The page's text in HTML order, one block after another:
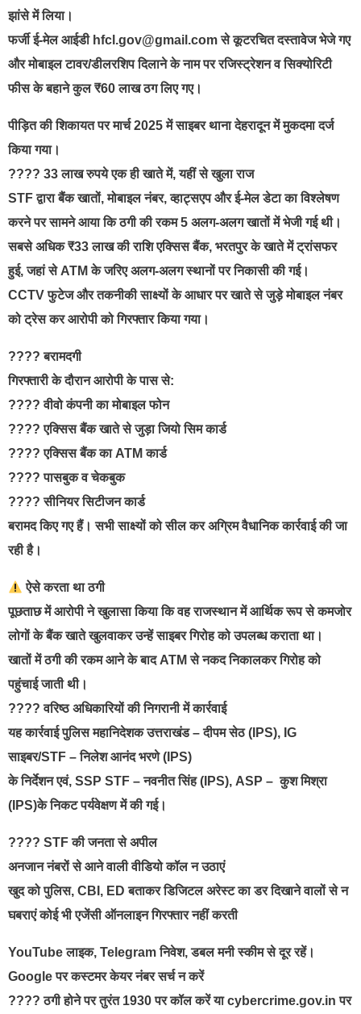
झांसे में लिया।
फर्जी ई-मेल आईडी hfcl.gov@gmail.com से कूटरचित दस्तावेज भेजे गए
और मोबाइल टावर/डीलरशिप दिलाने के नाम पर रजिस्ट्रेशन व सिक्योरिटी
फीस के बहाने कुल ₹60 लाख ठग लिए गए।
पीड़ित की शिकायत पर मार्च 2025 में साइबर थाना देहरादून में मुकदमा दर्ज
किया गया।
????️ 33 लाख रुपये एक ही खाते में, यहीं से खुला राज
STF द्वारा बैंक खातों, मोबाइल नंबर, व्हाट्सएप और ई-मेल डेटा का विश्लेषण
करने पर सामने आया कि ठगी की रकम 5 अलग-अलग खातों में भेजी गई थी।
सबसे अधिक ₹33 लाख की राशि एक्सिस बैंक, भरतपुर के खाते में ट्रांसफर
हुई, जहां से ATM के जरिए अलग-अलग स्थानों पर निकासी की गई।
CCTV फुटेज और तकनीकी साक्ष्यों के आधार पर खाते से जुड़े मोबाइल नंबर
को ट्रेस कर आरोपी को गिरफ्तार किया गया।
???? बरामदगी
गिरफ्तारी के दौरान आरोपी के पास से:
???? वीवो कंपनी का मोबाइल फोन
???? एक्सिस बैंक खाते से जुड़ा जियो सिम कार्ड
???? एक्सिस बैंक का ATM कार्ड
???? पासबुक व चेकबुक
???? सीनियर सिटीजन कार्ड
बरामद किए गए हैं। सभी साक्ष्यों को सील कर अग्रिम वैधानिक कार्रवाई की जा
रही है।
ऐसे करता था ठगी
पूछताछ में आरोपी ने खुलासा किया कि वह राजस्थान में आर्थिक रूप से कमजोर
लोगों के बैंक खाते खुलवाकर उन्हें साइबर गिरोह को उपलब्ध कराता था।
खातों में ठगी की रकम आने के बाद ATM से नकद निकालकर गिरोह को
पहुंचाई जाती थी।
???? वरिष्ठ अधिकारियों की निगरानी में कार्रवाई
यह कार्रवाई पुलिस महानिदेशक उत्तराखंड – दीपम सेठ (IPS), IG
साइबर/STF – निलेश आनंद भरणे (IPS)
के निर्देशन एवं, SSP STF – नवनीत सिंह (IPS), ASP – कुश मिश्रा
(IPS)के निकट पर्यवेक्षण में की गई।
???? STF की जनता से अपील
अनजान नंबरों से आने वाली वीडियो कॉल न उठाएं
खुद को पुलिस, CBI, ED बताकर डिजिटल अरेस्ट का डर दिखाने वालों से न
घबराएं कोई भी एजेंसी ऑनलाइन गिरफ्तार नहीं करती
YouTube लाइक, Telegram निवेश, डबल मनी स्कीम से दूर रहें।
Google पर कस्टमर केयर नंबर सर्च न करें
???? ठगी होने पर तुरंत 1930 पर कॉल करें या cybercrime.gov.in पर